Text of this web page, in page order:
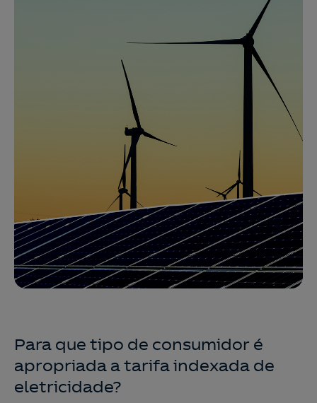
Para que tipo de consumidor é
apropriada a tarifa indexada de
eletricidade?